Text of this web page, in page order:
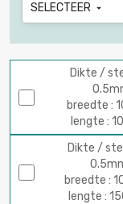
SELECTEER 
Dikte /
breedte :
lengte :
Dikte /
breedte :
lengte :